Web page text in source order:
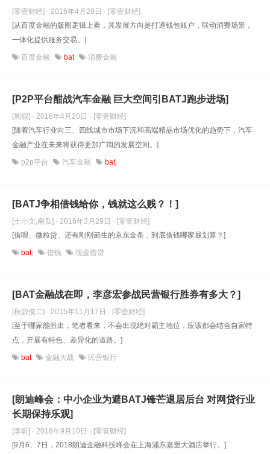
[零壹财经] · 2016年4月29日 · [零壹财经]
[从百度金融的版图逻辑上看，其发展方向是打通钱包账户，联动消费场景，
一体化提供服务交易。]
百度金融 bat 消费金融
[P2P平台酣战汽车金融 巨大空间引BATJ跑步进场]
[周假] · 2016年4月20日 · [零壹财经]
[随着汽车行业向三、四线城市市场下沉和高端精品市场优化的趋势下，汽车
金融产业在未来将获得更加广阔的发展空间。]
p2p平台 汽车金融 batj
[BATJ争相借钱给你，钱就这么贱？！]
[士小文,南瓜] · 2016年3月29日 · [零壹财经]
[借呗、微粒贷、还有刚刚诞生的京东金条，到底借钱哪家最划算？]
batj 借钱 现金借贷
[BAT金融战在即，李彦宏参战民营银行胜券有多大？]
[秋源俊二] · 2015年11月17日 · [零壹财经]
[至于哪家能胜出，笔者看来，不会出现绝对霸主地位，应该都会结合自家特
点，开展有特色、差异化的道路。]
bat 金融大战 民营银行
[朗迪峰会：中小企业为避BATJ锋芒退居后台 对网贷行业
长期保持乐观]
[李昕] · 2018年9月10日 · [零壹财经]
[9月6、7日，2018朗迪金融科技峰会在上海浦东嘉里大酒店举行。]